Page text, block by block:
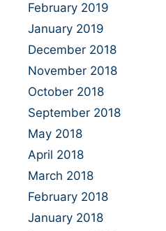
February 2019
January 2019
December 2018
November 2018
October 2018
September 2018
May 2018
April 2018
March 2018
February 2018
January 2018